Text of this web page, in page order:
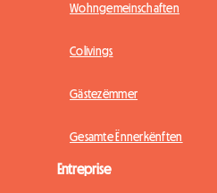
Wohngemeinschaften
Colivings
Gästezëmmer
Gesamte Ënnerkënften
Entreprise